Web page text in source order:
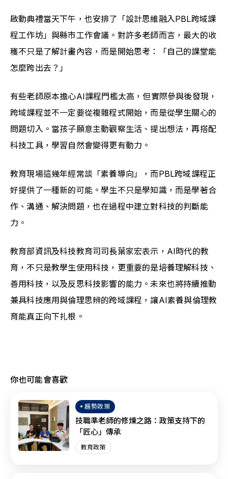
啟動典禮當天下午，也安排了「設計思維融入PBL跨域課
程工作坊」與縣市工作會議。對許多老師而言，最大的收
穫不只是了解計畫內容，而是開始思考：「自己的課堂能
怎麼跨出去？」
有些老師原本擔心AI課程門檻太高，但實際參與後發現，
跨域課程並不一定要從複雜程式開始，而是從學生關心的
問題切入。當孩子願意主動觀察生活、提出想法，再搭配
科技工具，學習自然會變得更有動力。
教育現場這幾年經常談「素養導向」，而PBL跨域課程正
好提供了一種新的可能。學生不只是學知識，而是學著合
作、溝通、解決問題，也在過程中建立對科技的判斷能
力。
教育部資訊及科技教育司司長葉家宏表示，AI時代的教
育，不只是教學生使用科技，更重要的是培養理解科技、
善用科技，以及反思科技影響的能力。未來也將持續推動
兼具科技應用與倫理思辨的跨域課程，讓AI素養與倫理教
育能真正向下扎根。
你也可能會喜歡
趨勢政策
技職準老師的修煉之路：政策支持下的
「匠心」傳承
教育政策